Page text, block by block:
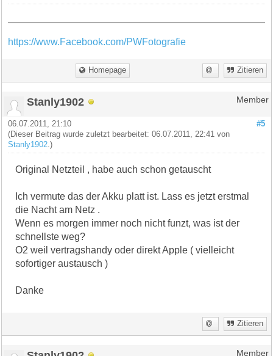
https://www.Facebook.com/PWFotografie
Homepage Zitieren
Stanly1902 Member
#5
06.07.2011, 21:10
(Dieser Beitrag wurde zuletzt bearbeitet: 06.07.2011, 22:41 von
Stanly1902 .)
Original Netzteil , habe auch schon getauscht
Ich vermute das der Akku platt ist. Lass es jetzt erstmal
die Nacht am Netz .
Wenn es morgen immer noch nicht funzt, was ist der
schnellste weg?
O2 weil vertragshandy oder direkt Apple ( vielleicht
sofortiger austausch )
Danke
Zitieren
Member